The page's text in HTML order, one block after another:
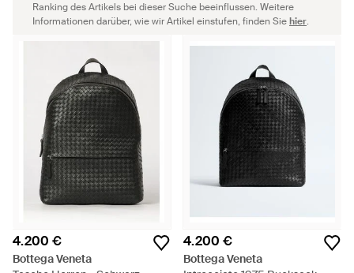
Ranking des Artikels bei dieser Suche beeinflussen. Weitere
Informationen darüber, wie wir Artikel einstufen, finden Siehier.
4.200 €
Bottega Veneta
4.200 €
Bottega Veneta